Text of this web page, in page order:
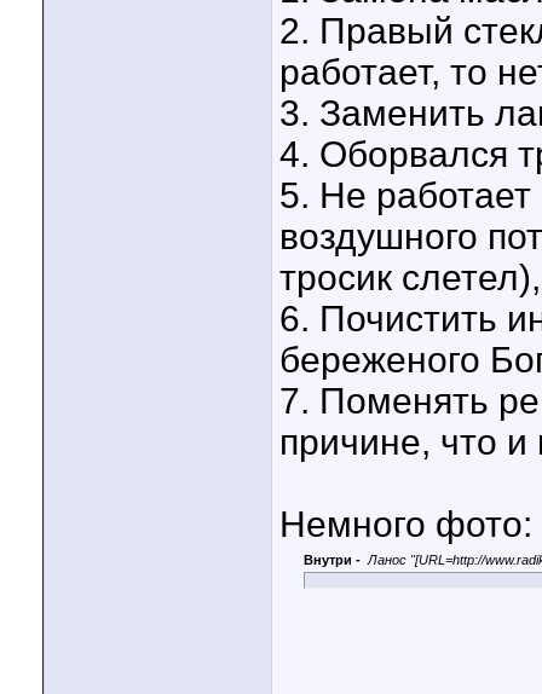
2. Правый
работает, то
3. Заменить
4. Оборвался
5. Не работает
воздушного
тросик
6. Почистить
береженого
7. Поменять
причине, что и
Немного фото:
Внутри - Ланос "[URL=http://